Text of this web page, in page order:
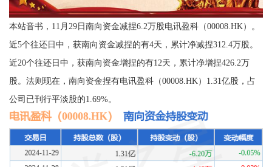
本站音书，11月29日南向资金减捏6.2万股电讯盈科（00008.HK）。
近5个往还日中，获南向资金减捏的有4天，累计净减捏312.4万股。
近20个往还日中，获南向资金增捏的有12天，累计净增捏426.2万
股。法则现在，南向资金捏有电讯盈科（00008.HK）1.31亿股，占
公司已刊行平淡股的1.69%。